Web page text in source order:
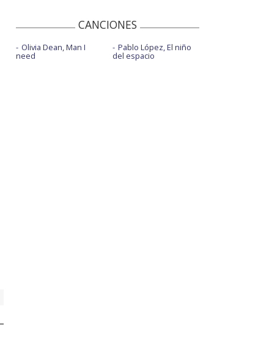
CANCIONES
Olivia Dean, Man I
need
Pablo López, El niño
del espacio